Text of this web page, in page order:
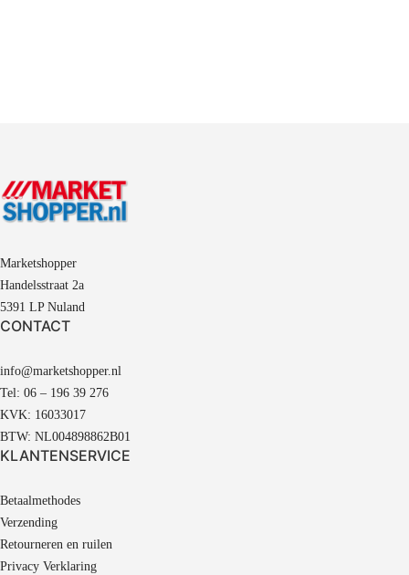
Marketshopper
Handelsstraat 2a
5391 LP Nuland
CONTACT
info@marketshopper.nl
Tel: 06 – 196 39 276
KVK: 16033017
BTW: NL004898862B01
KLANTENSERVICE
Betaalmethodes
Verzending
Retourneren en ruilen
Privacy Verklaring